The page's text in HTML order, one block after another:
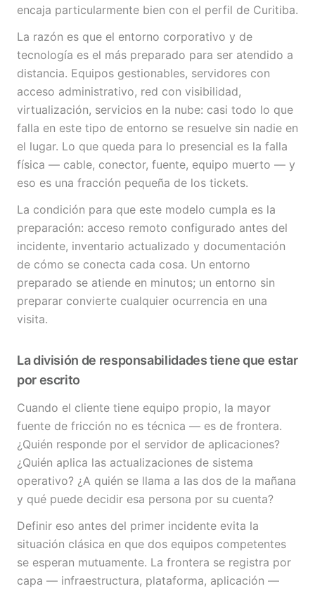
encaja particularmente bien con el perfil de Curitiba.
La razón es que el entorno corporativo y de
tecnología es el más preparado para ser atendido a
distancia. Equipos gestionables, servidores con
acceso administrativo, red con visibilidad,
virtualización, servicios en la nube: casi todo lo que
falla en este tipo de entorno se resuelve sin nadie en
el lugar. Lo que queda para lo presencial es la falla
física — cable, conector, fuente, equipo muerto — y
eso es una fracción pequeña de los tickets.
La condición para que este modelo cumpla es la
preparación: acceso remoto configurado antes del
incidente, inventario actualizado y documentación
de cómo se conecta cada cosa. Un entorno
preparado se atiende en minutos; un entorno sin
preparar convierte cualquier ocurrencia en una
visita.
La división de responsabilidades tiene que estar
por escrito
Cuando el cliente tiene equipo propio, la mayor
fuente de fricción no es técnica — es de frontera.
¿Quién responde por el servidor de aplicaciones?
¿Quién aplica las actualizaciones de sistema
operativo? ¿A quién se llama a las dos de la mañana
y qué puede decidir esa persona por su cuenta?
Definir eso antes del primer incidente evita la
situación clásica en que dos equipos competentes
se esperan mutuamente. La frontera se registra por
capa — infraestructura, plataforma, aplicación —